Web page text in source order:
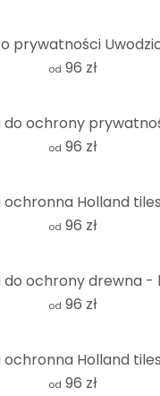
od 96 zł
od 96 zł
od 96 zł
od 96 zł
od 96 zł